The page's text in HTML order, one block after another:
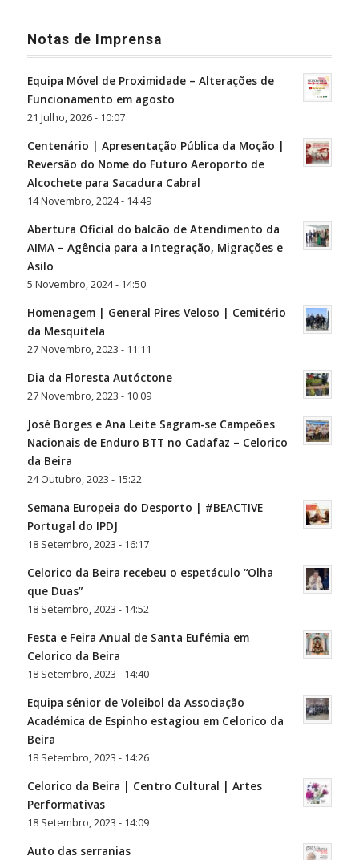
Notas de Imprensa
Equipa Móvel de Proximidade – Alterações de
Funcionamento em agosto
21 Julho, 2026 - 10:07
Centenário | Apresentação Pública da Moção |
Reversão do Nome do Futuro Aeroporto de
Alcochete para Sacadura Cabral
14 Novembro, 2024 - 14:49
Abertura Oficial do balcão de Atendimento da
AIMA – Agência para a Integração, Migrações e
Asilo
5 Novembro, 2024 - 14:50
Homenagem | General Pires Veloso | Cemitério
da Mesquitela
27 Novembro, 2023 - 11:11
Dia da Floresta Autóctone
27 Novembro, 2023 - 10:09
José Borges e Ana Leite Sagram-se Campeões
Nacionais de Enduro BTT no Cadafaz – Celorico
da Beira
24 Outubro, 2023 - 15:22
Semana Europeia do Desporto | #BEACTIVE
Portugal do IPDJ
18 Setembro, 2023 - 16:17
Celorico da Beira recebeu o espetáculo “Olha
que Duas”
18 Setembro, 2023 - 14:52
Festa e Feira Anual de Santa Eufémia em
Celorico da Beira
18 Setembro, 2023 - 14:40
Equipa sénior de Voleibol da Associação
Académica de Espinho estagiou em Celorico da
Beira
18 Setembro, 2023 - 14:26
Celorico da Beira | Centro Cultural | Artes
Performativas
18 Setembro, 2023 - 14:09
Auto das serranias